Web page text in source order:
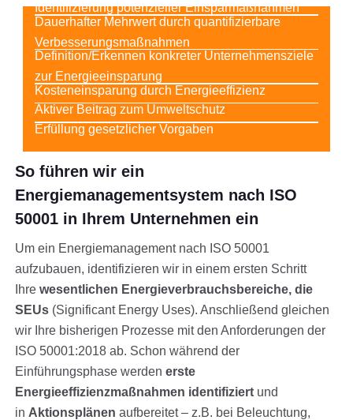
Identifizierung potenzieller Einsparmaßnahmen
Dauerhafter Mehrwert durch quantifizierbare
Verbesserungsmaßnahmen
Definition/Erkennen konkreter Unternehmensziele
zur Energieeinsparung
Kosteneinsparung durch Energieeffizienz
Aktiver Beitrag zum Umweltschutz
Erfüllung gesetzlicher Vorgaben
So führen wir ein
Energiemanagementsystem nach ISO
50001 in Ihrem Unternehmen ein
Um ein Energiemanagement nach ISO 50001
aufzubauen, identifizieren wir in einem ersten Schritt
Ihrewesentlichen Energieverbrauchsbereiche, die
SEUs(Significant Energy Uses). Anschließend gleichen
wir Ihre bisherigen Prozesse mit den Anforderungen der
ISO 50001:2018 ab. Schon während der
Einführungsphase werden erste
Energieeffizienzmaßnahmen identifiziertund
in Aktionsplänen aufbereitet – z.B. bei Beleuchtung,